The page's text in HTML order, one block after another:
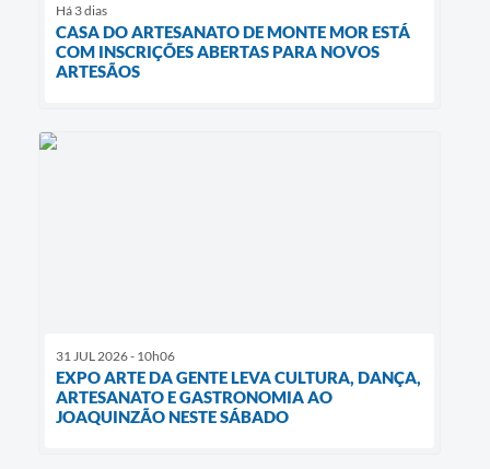
Há 3 dias
CASA DO ARTESANATO DE MONTE MOR ESTÁ
COM INSCRIÇÕES ABERTAS PARA NOVOS
ARTESÃOS
31 JUL 2026 - 10h06
EXPO ARTE DA GENTE LEVA CULTURA, DANÇA,
ARTESANATO E GASTRONOMIA AO
JOAQUINZÃO NESTE SÁBADO